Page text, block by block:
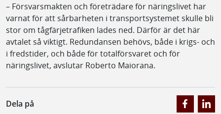
– Försvarsmakten och företrädare för näringslivet har
varnat för att sårbarheten i transportsystemet skulle bli
stor om tågfärjetrafiken lades ned. Därför är det här
avtalet så viktigt. Redundansen behövs, både i krigs- och
i fredstider, och både för totalförsvaret och för
näringslivet, avslutar Roberto Maiorana.
Dela på